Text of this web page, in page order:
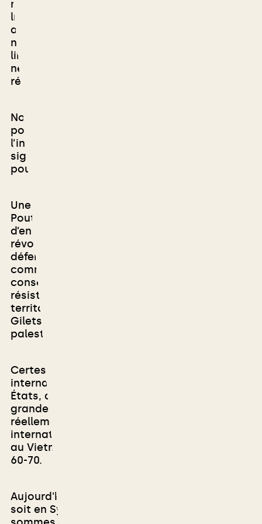
nous pensons que nous ne pouvons pas nous
limiter à des postures anti-impérialistes ou
antifascistes. Si elles s’expliquent dans de
nombreux contextes, elles risquent aussi de
limiter le combat révolutionnaire à une vision
négative et le réduire à l’état de réaction et
résistance permanente.
Nous croyons que porter une proposition
positive et constructive comme
l’internationalisme reste indispensable. Cela
signifie lier les révoltes et les combattant.e.s
pour l’égalité dans le monde entier.
Une troisième voie existe entre l’OTAN ou
Poutine, c’est celle de l’internationalisme
d’en bas. Un internationalisme
révolutionnaire doit appeler aujourd’hui à
défendre la résistance populaire en Ukraine
comme il devait appeler à soutenir les
conseils locaux syriens, les comités de
résistance au Soudan, les assemblées
territoriales du Chili, les ronds points des
Gilets Jaunes ou les intifadas
palestiniennes.
Certes,
internationalisme ouvrier - appuyé sur des
États, des partis, des syndicats et de
grandes organisations - qui fut capable de
réellement peser dans des conflits
internationaux comme en Espagne en 1936,
au Vietnam ou en Palestine dans les années
60-70.
Aujourd'hui et partout dans le monde, que ce
soit en Syrie, en France ou en Ukraine, nous